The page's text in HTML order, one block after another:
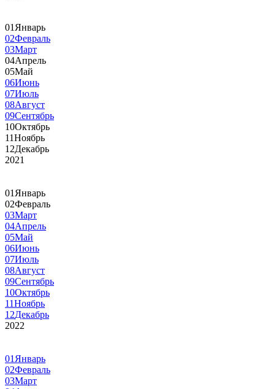
01 Январь
02Февраль
03Март
04Апрель
05Май
06Июнь
07Июль
08Август
09Сентябрь
10Октябрь
11Ноябрь
12Декабрь
2021
01 Январь
02Февраль
03Март
04Апрель
05Май
06Июнь
07Июль
08Август
09Сентябрь
10Октябрь
11Ноябрь
12Декабрь
2022
01 Январь
02Февраль
03Март